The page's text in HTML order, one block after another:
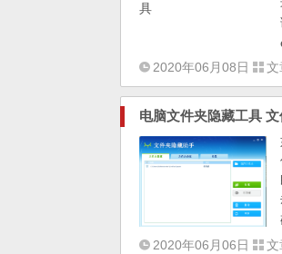
2020年06月08日
文
电脑文件夹隐藏工具
2020年06月06日
文